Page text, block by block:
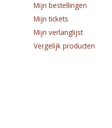
Mijn bestellingen
Mijn tickets
Mijn verlanglijst
Vergelijk producten